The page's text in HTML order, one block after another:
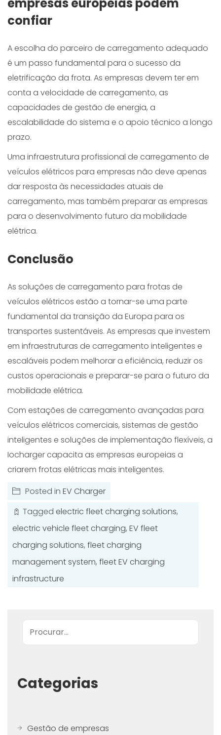
empresas europeias podem
confiar
A escolha do parceiro de carregamento adequado
é um passo fundamental para o sucesso da
eletrificação da frota. As empresas devem ter em
conta a velocidade de carregamento, as
capacidades de gestão de energia, a
escalabilidade do sistema e o apoio técnico a longo
prazo.
Uma infraestrutura profissional de carregamento de
veículos elétricos para empresas não deve apenas
dar resposta às necessidades atuais de
carregamento, mas também preparar as empresas
para o desenvolvimento futuro da mobilidade
elétrica.
Conclusão
As soluções de carregamento para frotas de
veículos elétricos estão a tornar-se uma parte
fundamental da transição da Europa para os
transportes sustentáveis. As empresas que investem
em infraestruturas de carregamento inteligentes e
escaláveis podem melhorar a eficiência, reduzir os
custos operacionais e preparar-se para o futuro da
mobilidade elétrica.
Com estações de carregamento avançadas para
veículos elétricos comerciais, sistemas de gestão
inteligentes e soluções de implementação flexíveis, a
Iocharger capacita as empresas europeias a
criarem frotas elétricas mais inteligentes.
Posted in EV Charger
Tagged electric fleet charging solutions,
electric vehicle fleet charging, EV fleet
charging solutions, fleet charging
management system, fleet EV charging
infrastructure
Pesquisar
Categorias
Gestão de empresas